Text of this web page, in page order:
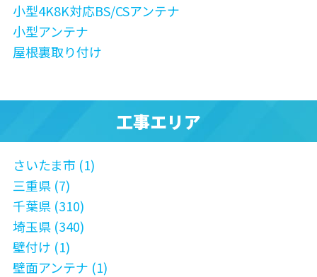
小型4K8K対応BS/CSアンテナ
小型アンテナ
屋根裏取り付け
工事エリア
さいたま市 (1)
三重県 (7)
千葉県 (310)
埼玉県 (340)
壁付け (1)
壁面アンテナ (1)